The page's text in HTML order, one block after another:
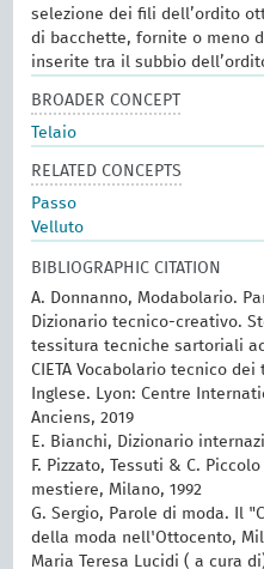
selezione dei fili dell’ordito
di bacchette, fornite o meno
inserite tra il subbio
BROADER CONCEPT
Telaio
RELATED CONCEPTS
Passo
Velluto
BIBLIOGRAPHIC CITATION
A. Donnanno, Modabolario.
Dizionario tecnico-creativo.
tessitura tecniche sartoriali
CIETA Vocabolario tecnico
Inglese. Lyon: Centre
Anciens, 2019
E. Bianchi, Dizionario
F. Pizzato, Tessuti & C.
mestiere, Milano, 1992
G. Sergio, Parole di moda. Il
della moda nell'Ottocento,
Maria Teresa Lucidi ( a cura